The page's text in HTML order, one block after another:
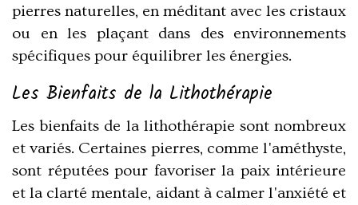
pierres naturelles, en méditant avec les cristaux
ou en les plaçant dans des environnements
spécifiques pour équilibrer les énergies.
Les Bienfaits de la Lithothérapie
Les bienfaits de la lithothérapie sont nombreux
et variés. Certaines pierres, comme l'améthyste,
sont réputées pour favoriser la paix intérieure
et la clarté mentale, aidant à calmer l'anxiété et